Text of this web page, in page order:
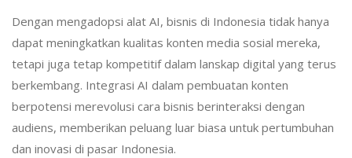
Dengan mengadopsi alat AI, bisnis di Indonesia tidak hanya
dapat meningkatkan kualitas konten media sosial mereka,
tetapi juga tetap kompetitif dalam lanskap digital yang terus
berkembang. Integrasi AI dalam pembuatan konten
berpotensi merevolusi cara bisnis berinteraksi dengan
audiens, memberikan peluang luar biasa untuk pertumbuhan
dan inovasi di pasar Indonesia.